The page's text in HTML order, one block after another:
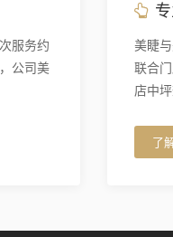
服务约
公司美
美睫
联合
店中
了